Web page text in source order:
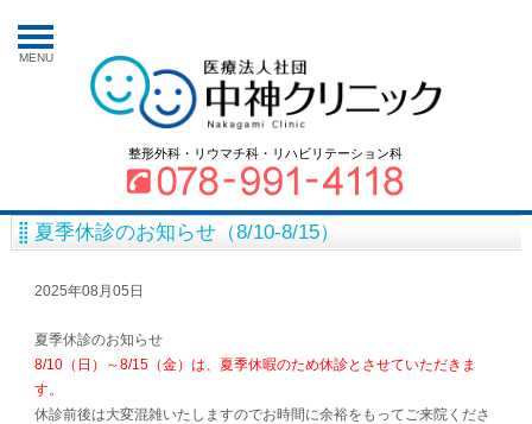
MENU
整形外科・リウマチ科・リハビリテーション科
夏季休診のお知らせ（8/10-8/15）
2025年08月05日
夏季休診のお知らせ
8/10（日）～8/15（金）は、夏季休暇のため休診とさせていただきま
す。
休診前後は大変混雑いたしますのでお時間に余裕をもってご来院くださ